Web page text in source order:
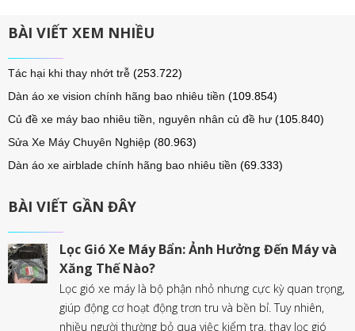
BÀI VIẾT XEM NHIỀU
Tác hại khi thay nhớt trễ (253.722)
Dàn áo xe vision chính hãng bao nhiêu tiền (109.854)
Củ đề xe máy bao nhiêu tiền, nguyên nhân củ đề hư (105.840)
Sửa Xe Máy Chuyên Nghiệp (80.963)
Dàn áo xe airblade chính hãng bao nhiêu tiền (69.333)
BÀI VIẾT GẦN ĐÂY
Lọc Gió Xe Máy Bẩn: Ảnh Hưởng Đến Máy và
Xăng Thế Nào?
Lọc gió xe máy là bộ phận nhỏ nhưng cực kỳ quan trọng,
giúp động cơ hoạt động trơn tru và bền bỉ. Tuy nhiên,
nhiều người thường bỏ qua việc kiểm tra, thay lọc gió